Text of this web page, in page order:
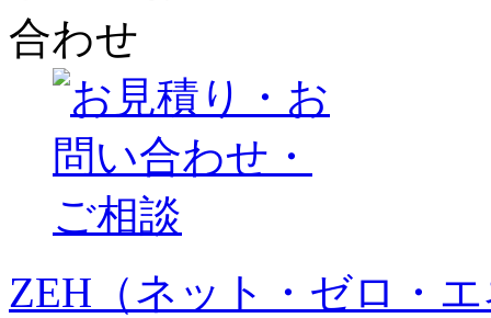
ZEH（ネット・ゼロ・